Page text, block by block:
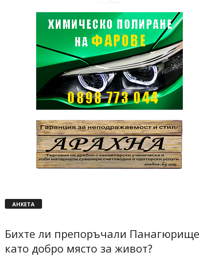
АНКЕТА
Бихте ли препоръчали Панагюрище
като добро място за живот?